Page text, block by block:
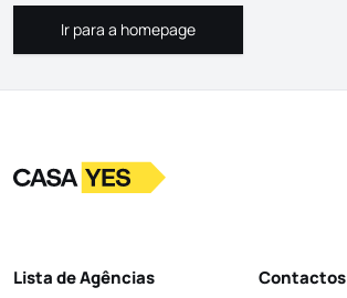
Ir para a homepage
Ir para a homepage
LogoIr para a homepage
Lista de Agências
Contactos